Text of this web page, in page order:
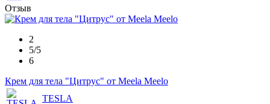
Отзыв
2
5/5
6
Крем для тела "Цитрус" от Meela Meelo
TESLA